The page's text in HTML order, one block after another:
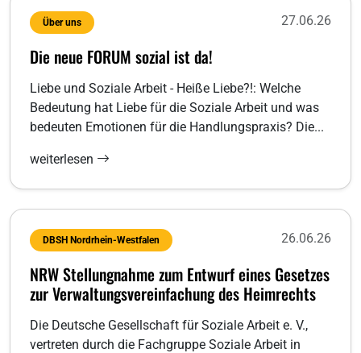
Über uns 27.06.26
Die neue FORUM sozial ist da!
Liebe und Soziale Arbeit - Heiße Liebe?!: Welche
Bedeutung hat Liebe für die Soziale Arbeit und was
bedeuten Emotionen für die Handlungspraxis? Die...
weiterlesen
DBSH Nordrhein-Westfalen 26.06.26
NRW Stellungnahme zum Entwurf eines Gesetzes
zur Verwaltungsvereinfachung des Heimrechts
Die Deutsche Gesellschaft für Soziale Arbeit e. V.,
vertreten durch die Fachgruppe Soziale Arbeit in